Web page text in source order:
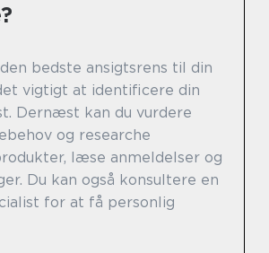
bedste ansigtsrens til din
vigtigt at identificere din
Dernæst kan du vurdere
og researche
læse anmeldelser og
Du kan også konsultere en
for at få personlig